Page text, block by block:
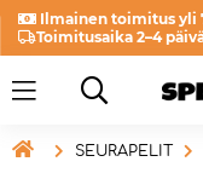
Ilmainen toimitus yli
Toimitusaika 2–4
 SEURAPELIT